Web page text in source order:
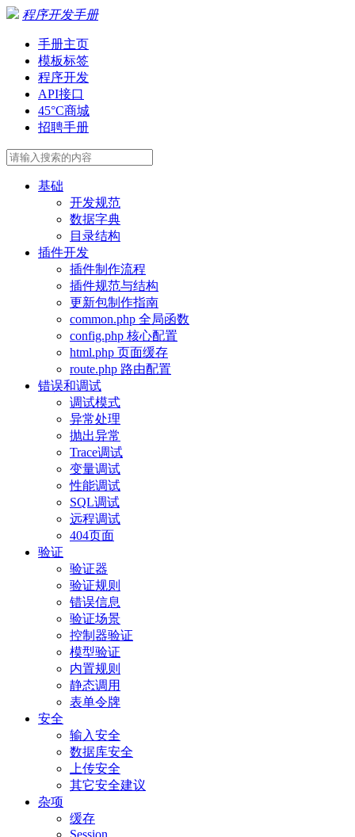
程序开发手册
手册主页
模板标签
程序开发
API接口
45°C商城
招聘手册
基础
开发规范
数据字典
目录结构
插件开发
插件制作流程
插件规范与结构
更新包制作指南
common.php 全局函数
config.php 核心配置
html.php 页面缓存
route.php 路由配置
错误和调试
调试模式
异常处理
抛出异常
Trace调试
变量调试
性能调试
SQL调试
远程调试
404页面
验证
验证器
验证规则
错误信息
验证场景
控制器验证
模型验证
内置规则
静态调用
表单令牌
安全
输入安全
数据库安全
上传安全
其它安全建议
杂项
缓存
Session